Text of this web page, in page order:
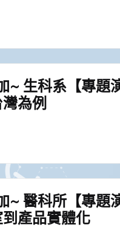
~ 生科系【專題
為例
~ 醫科所【專題
產品實體化